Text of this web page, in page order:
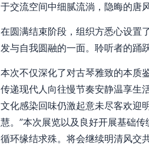
于交流空间中细腻流淌，隐晦的唐
在圆满结束阶段，组织方悉心设置
发与自我圆融的一面。聆听者的踊
本次不仅深化了对古琴雅致的本质
传递现代人向往慢节奏安静温享生
文化感染回味仍激起意未尽客欢迎
慧。”本次展览以及良好开展基础
循环缘结求殊。将会继续明清风交